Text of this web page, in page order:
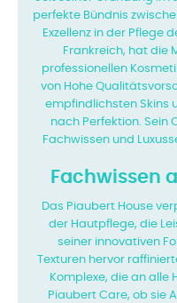
perfekte Bündnis
Exzellenz in der Pflege
Frankreich, hat die
professionellen
von Hohe
empfindlichsten Skins
nach Perfektion. Sein
Fachwissen und
Fachwissen
Das Piaubert House
der Hautpflege, die
seiner innovativen
Texturen hervor
Komplexe, die an alle
Piaubert Care, ob sie